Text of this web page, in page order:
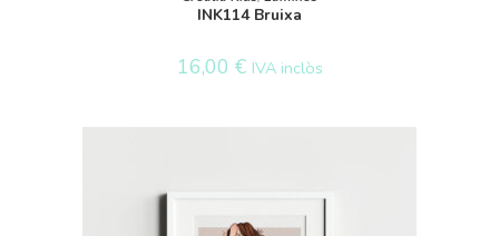
INK114 Bruixa
16,00 € IVA inclòs